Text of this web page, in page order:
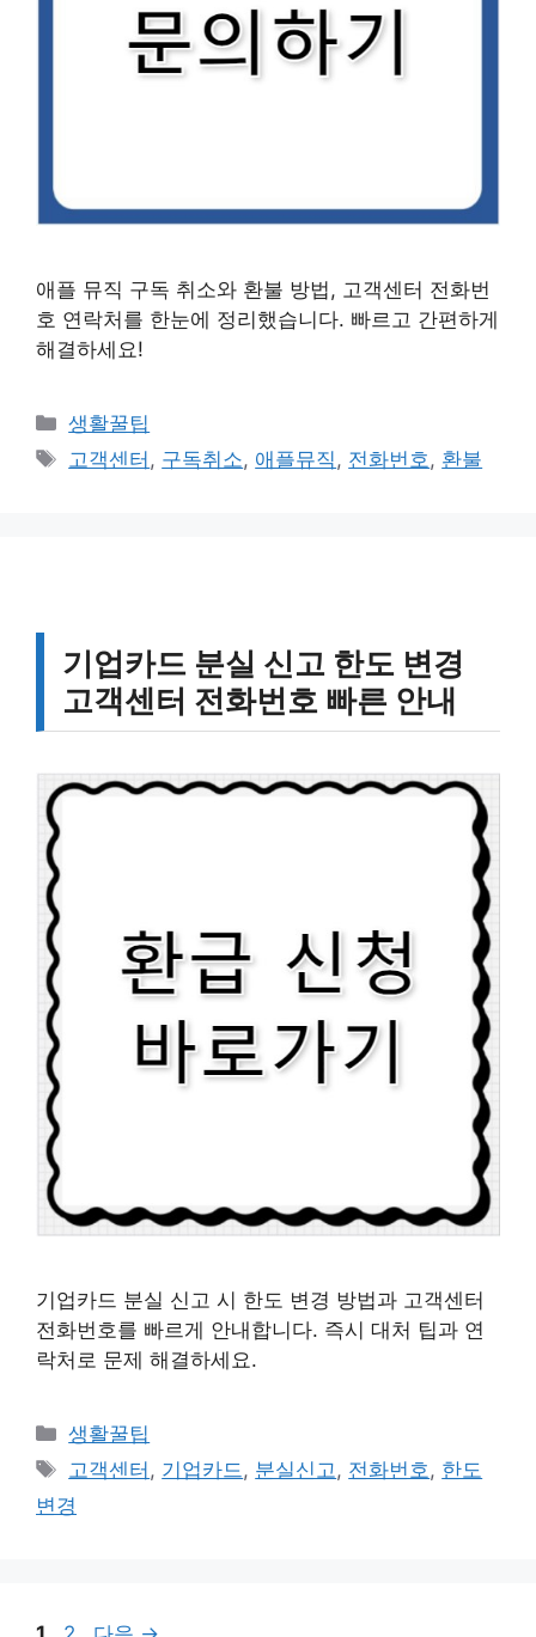
애플 뮤직 구독 취소와 환불 방법, 고객센터 전화번
호 연락처를 한눈에 정리했습니다. 빠르고 간편하게
해결하세요!
카
테
생활꿀팁
태
고객센터 , 구독취소, 애플뮤직, 전화번호, 환불
기업카드 분실 신고 한도 변경
고객센터 전화번호 빠른 안내
기업카드 분실 신고 시 한도 변경 방법과 고객센터
전화번호를 빠르게 안내합니다. 즉시 대처 팁과 연
락처로 문제 해결하세요.
카
테
리
생활꿀팁
태
그
고객센터 , 기업카드, 분실신고, 전화번호, 한도
변경
페 페